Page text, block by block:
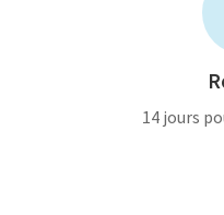
14 jours